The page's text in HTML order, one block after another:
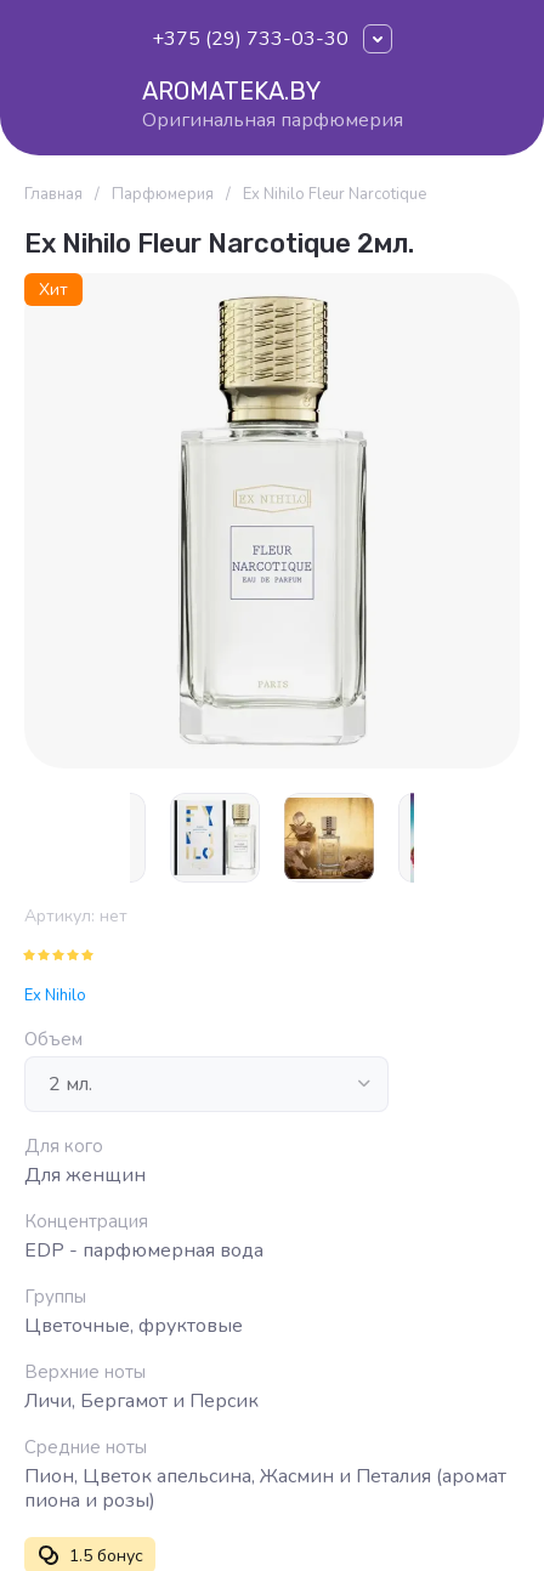
+375 (29) 733-03-30
AROMATEKA.BY
Оригинальная парфюмерия
Главная / Парфюмерия / Ex Nihilo Fleur Narcotique
Ex Nihilo Fleur Narcotique 2мл.
Хит
Артикул: нет
Ex Nihilo
Объем
Для кого
Для женщин
Концентрация
EDP - парфюмерная вода
Группы
Цветочные, фруктовые
Верхние ноты
Личи, Бергамот и Персик
Средние ноты
Пион, Цветок апельсина, Жасмин и Петалия (аромат
пиона и розы)
1.5 бонус